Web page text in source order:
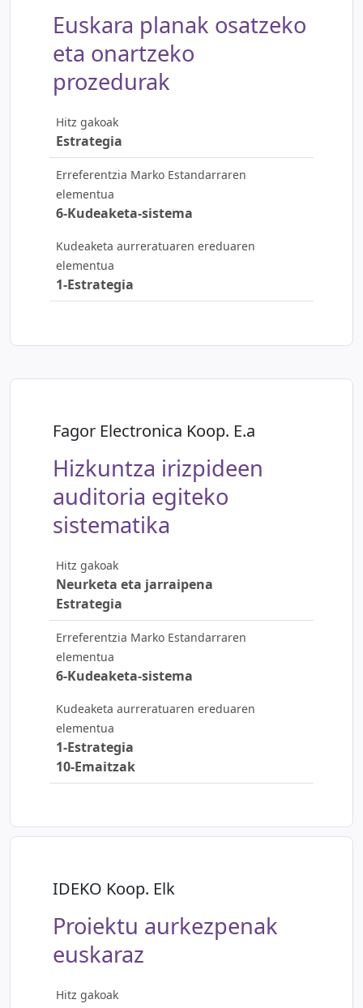
Euskara planak osatzeko
eta onartzeko
prozedurak
Hitz gakoak
Estrategia
Erreferentzia Marko Estandarraren
elementua
6-Kudeaketa-sistema
Kudeaketa aurreratuaren ereduaren
elementua
1-Estrategia
Fagor Electronica Koop. E.a
Hizkuntza irizpideen
auditoria egiteko
sistematika
Hitz gakoak
Neurketa eta jarraipena
Estrategia
Erreferentzia Marko Estandarraren
elementua
6-Kudeaketa-sistema
Kudeaketa aurreratuaren ereduaren
elementua
1-Estrategia
10-Emaitzak
IDEKO Koop. Elk
Proiektu aurkezpenak
euskaraz
Hitz gakoak